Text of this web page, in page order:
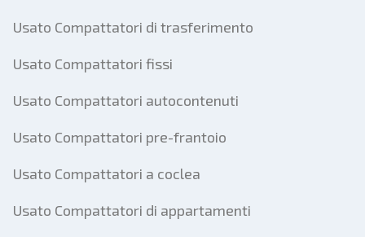
Usato Compattatori di trasferimento
Usato Compattatori fissi
Usato Compattatori autocontenuti
Usato Compattatori pre-frantoio
Usato Compattatori a coclea
Usato Compattatori di appartamenti